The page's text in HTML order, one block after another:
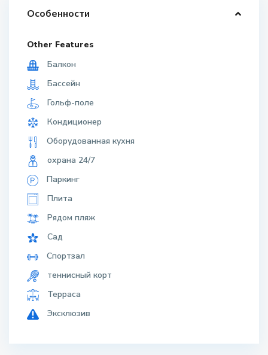
Особенности
Other Features
Балкон
Бассейн
Гольф-поле
Кондиционер
Оборудованная кухня
охрана 24/7
Паркинг
Плита
Рядом пляж
Сад
Спортзал
теннисный корт
Терраса
Эксклюзив